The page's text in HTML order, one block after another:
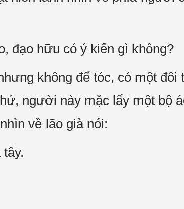
đạo hữu có ý kiến gì không?
không để tóc, có một đôi
người này mặc lấy một bộ
về lão già nói: